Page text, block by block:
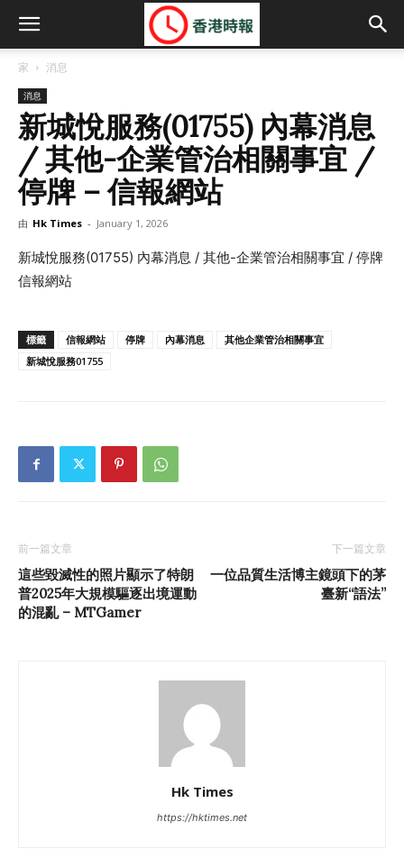
家 消息
消息
新城悅服務(01755) 內幕消息
/ 其他-企業管治相關事宜 /
停牌 – 信報網站
由 Hk Times - January 1, 2026
新城悅服務(01755) 內幕消息 / 其他-企業管治相關事宜 / 停牌
信報網站
標籤 信報網站 停牌 內幕消息
其他企業管治相關事宜
新城悅服務01755
前一篇文章
這些毀滅性的照片顯示了特朗
普2025年大規模驅逐出境運動
的混亂 – MTGamer
下一篇文章
一位品質生活博主鏡頭下的茅
臺新“語法”
Hk Times
https://hktimes.net